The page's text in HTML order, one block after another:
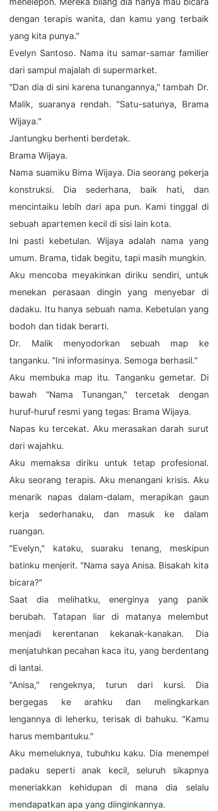
dengan terapis wanita, dan kamu yang terbaik
yang kita punya."
Evelyn Santoso. Nama itu samar-samar familier
dari sampul majalah di supermarket.
"Dan dia di sini karena tunangannya," tambah Dr.
Malik, suaranya rendah. "Satu-satunya, Brama
Wijaya."
Jantungku berhenti berdetak.
Brama Wijaya.
Nama suamiku Bima Wijaya. Dia seorang pekerja
konstruksi. Dia sederhana, baik hati, dan
mencintaiku lebih dari apa pun. Kami tinggal di
sebuah apartemen kecil di sisi lain kota.
Ini pasti kebetulan. Wijaya adalah nama yang
umum. Brama, tidak begitu, tapi masih mungkin.
Aku mencoba meyakinkan diriku sendiri, untuk
menekan perasaan dingin yang menyebar di
dadaku. Itu hanya sebuah nama. Kebetulan yang
bodoh dan tidak berarti.
Dr. Malik menyodorkan sebuah map ke
tanganku. "Ini informasinya. Semoga berhasil."
Aku membuka map itu. Tanganku gemetar. Di
bawah "Nama Tunangan," tercetak dengan
huruf-huruf resmi yang tegas: Brama Wijaya.
Napas ku tercekat. Aku merasakan darah surut
dari wajahku.
Aku memaksa diriku untuk tetap profesional.
Aku seorang terapis. Aku menangani krisis. Aku
menarik napas dalam-dalam, merapikan gaun
kerja sederhanaku, dan masuk ke dalam
ruangan.
"Evelyn," kataku, suaraku tenang, meskipun
batinku menjerit. "Nama saya Anisa. Bisakah kita
bicara?"
Saat dia melihatku, energinya yang panik
berubah. Tatapan liar di matanya melembut
menjadi kerentanan kekanak-kanakan. Dia
menjatuhkan pecahan kaca itu, yang berdentang
di lantai.
"Anisa," rengeknya, turun dari kursi. Dia
bergegas ke arahku dan melingkarkan
lengannya di leherku, terisak di bahuku. "Kamu
harus membantuku."
Aku memeluknya, tubuhku kaku. Dia menempel
padaku seperti anak kecil, seluruh sikapnya
meneriakkan kehidupan di mana dia selalu
mendapatkan apa yang diinginkannya.